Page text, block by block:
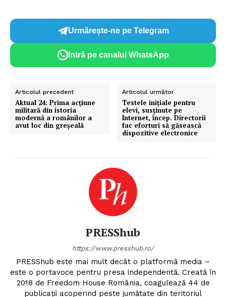
Urmărește-ne pe Telegram
Intră pe canalul WhatsApp
Articolul precedent
Aktual 24: Prima acțiune
militară din istoria
modernă a românilor a
avut loc din greșeală
Articolul următor
Testele iniţiale pentru
elevi, susţinute pe
Internet, încep. Directorii
fac eforturi să găsească
dispozitive electronice
PRESShub
https://www.presshub.ro/
PRESShub este mai mult decât o platformă media –
este o portavoce pentru presa independentă. Creată în
2018 de Freedom House România, coagulează 44 de
publicații acoperind peste jumătate din teritoriul